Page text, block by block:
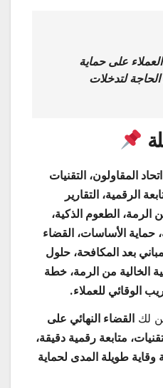
على حماية
الحاجة لتدخلات
المقاولون، التقنيات
الرقمية، التقارير
الرمة، الطعوم الذكية،
حماية الأساسات، القضاء
بعد المكافحة، حلول
الخالية من الرمة، خطة
الوقائي للعملاء.
لك القضاء النهائي على
متابعة رقمية دقيقة،
طويلة المدى لحماية